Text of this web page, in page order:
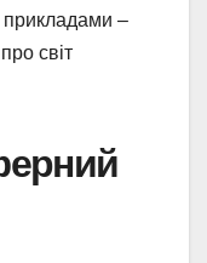
прикладами –
світ